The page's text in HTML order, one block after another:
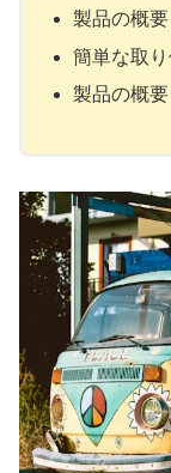
製品の概
簡単な取
製品の概